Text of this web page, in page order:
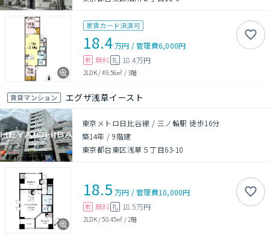
家賃カード決済可
18.4万円 /管理費6,000円
敷 無料 礼 18.4万円
2LDK/49.56㎡ /3階
賃貸マンション エグザ浅草イースト
東京メトロ日比谷線 / 三ノ輪駅 徒歩16分
築14年 /9階建
東京都台東区浅草５丁目63-10
18.5 万円 /管理費10,000円
敷 無料 礼 18.5万円
2LDK/50.45㎡ / 2階